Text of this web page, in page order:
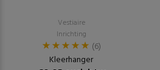
Vestiaire
Inrichting
(6)
Kleerhanger